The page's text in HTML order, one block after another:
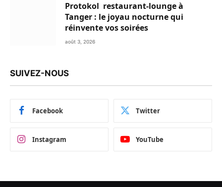
Protokol restaurant-lounge à
Tanger : le joyau nocturne qui
réinvente vos soirées
août 3, 2026
SUIVEZ-NOUS
Facebook Twitter
Instagram YouTube